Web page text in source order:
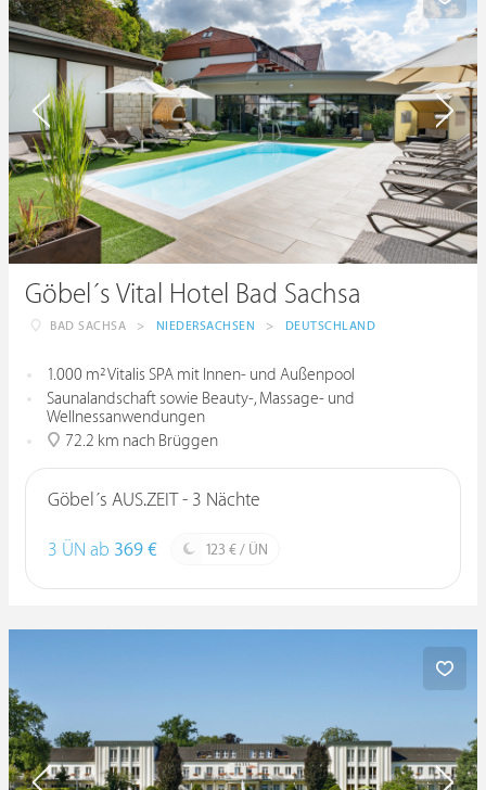
Göbel´s Vital Hotel Bad Sachsa
BAD SACHSA > NIEDERSACHSEN > DEUTSCHLAND
1.000 m² Vitalis SPA mit Innen- und Außenpool
Saunalandschaft sowie Beauty-, Massage- und
Wellnessanwendungen
72.2 km nach Brüggen
Göbel´s AUS.ZEIT - 3 Nächte
3 ÜN ab 369 € 123 € / ÜN